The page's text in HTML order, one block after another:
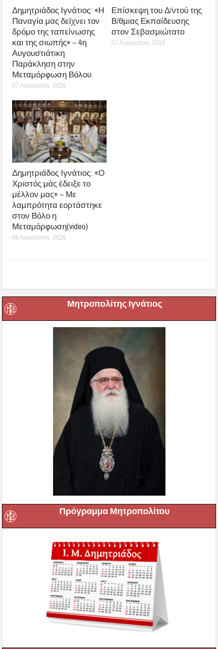
Δημητριάδος Ιγνάτιος: «Η
Παναγία μας δείχνει τον
δρόμο της ταπείνωσης
και της σιωπής» – 4η
Αυγουστιάτικη
Παράκληση στην
Μεταμόρφωση Βόλου
07 Αυγούστου, 2026
Επίσκεψη του Δ/ντού της
Β/θμιας Εκπαίδευσης
στον Σεβασμιώτατο
07 Αυγούστου, 2026
Δημητριάδος Ιγνάτιος: «Ο
Χριστός μάς έδειξε το
μέλλον μας» – Με
λαμπρότητα εορτάστηκε
στον Βόλο η
Μεταμόρφωση(video)
06 Αυγούστου, 2026
Μητροπολίτης Ιγνάτιος
Πρόγραμμα Μητροπολίτου